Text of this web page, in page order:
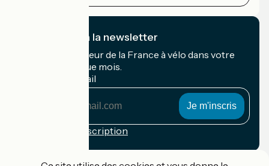
Je m'abonne à la newsletter
Recevez le meilleur de la France à vélo dans votre
boîte mail chaque mois.
Mon adresse mail
Conditions d'inscription